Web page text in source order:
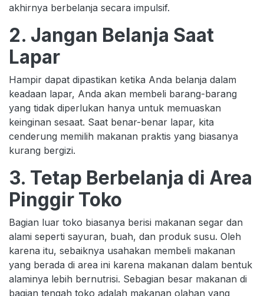
akhirnya berbelanja secara impulsif.
2. Jangan Belanja Saat
Lapar
Hampir dapat dipastikan ketika Anda belanja dalam
keadaan lapar, Anda akan membeli barang-barang
yang tidak diperlukan hanya untuk memuaskan
keinginan sesaat. Saat benar-benar lapar, kita
cenderung memilih makanan praktis yang biasanya
kurang bergizi.
3. Tetap Berbelanja di Area
Pinggir Toko
Bagian luar toko biasanya berisi makanan segar dan
alami seperti sayuran, buah, dan produk susu. Oleh
karena itu, sebaiknya usahakan membeli makanan
yang berada di area ini karena makanan dalam bentuk
alaminya lebih bernutrisi. Sebagian besar makanan di
bagian tengah toko adalah makanan olahan yang